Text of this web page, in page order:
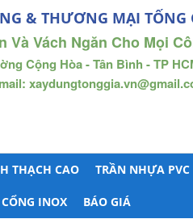
& THƯƠNG MẠI TỐNG
Và Vách Ngăn Cho Mọi
Cộng Hòa - Tân Bình - TP
THẠCH CAO TRẦN NHỰA PVC
INOX BÁO GIÁ